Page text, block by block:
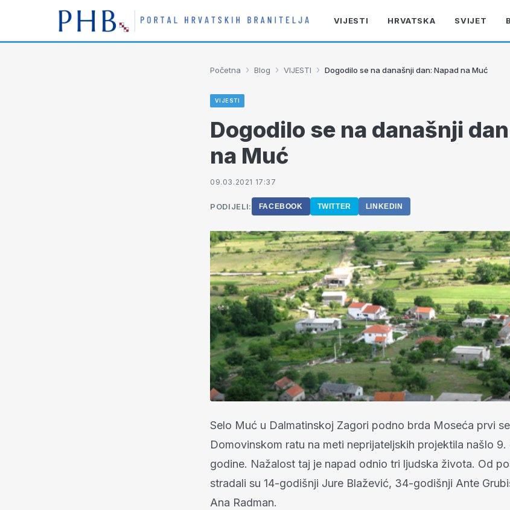
VIJESTI HRVATSKA SVIJET
Početna › Blog › VIJESTI › Dogodilo se na današnji dan: Napad na Muć
VIJESTI
Dogodilo se na današnji
na Muć
09.03.2021 17:37
PODIJELI: FACEBOOK TWITTER LINKEDIN
Selo Muć u Dalmatinskoj Zagori podno brda Moseća prvi
Domovinskom ratu na meti neprijateljskih projektila našlo 9.
godine. Nažalost taj je napad odnio tri ljudska života. Od
stradali su 14-godišnji Jure Blažević, 34-godišnji Ante
Ana Radman.